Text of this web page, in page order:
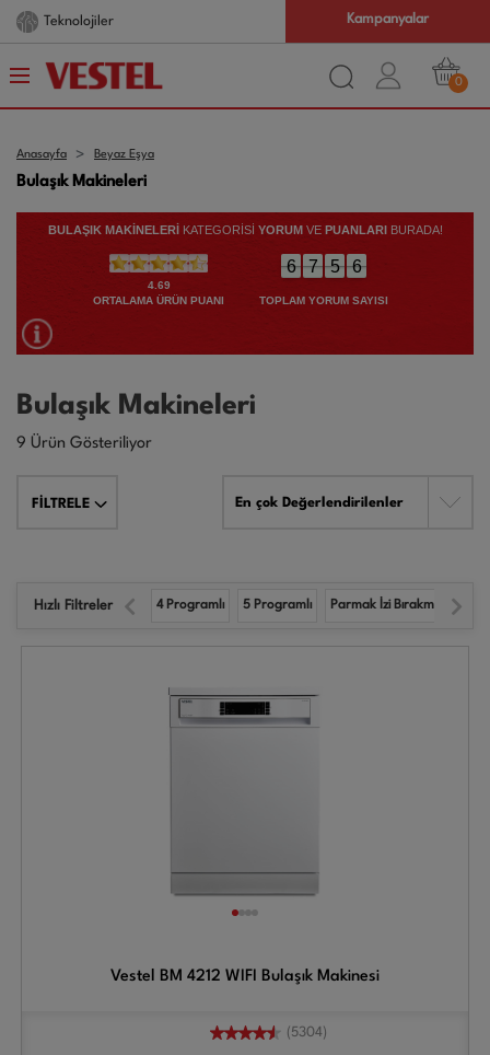
Teknolojiler Kampanyalar
0
Anasayfa Beyaz Eşya
Bulaşık Makineleri
BULAŞIK MAKINELERI KATEGORİSİ YORUMVE PUANLARIBURADA!
4.69
ORTALAMA ÜRÜN PUANI
6
6 7
6
7 5
4
5 6
2
6
TOPLAM YORUM SAYISI
Bulaşık Makineleri
9 Ürün Gösteriliyor
FİLTRELE En çok Değerlendirilenler
Hızlı Filtreler 4 Programlı 5 Programlı Parmak İzi Bırakmaz Inox
Vestel BM 4212 WIFI Bulaşık Makinesi
(5304)